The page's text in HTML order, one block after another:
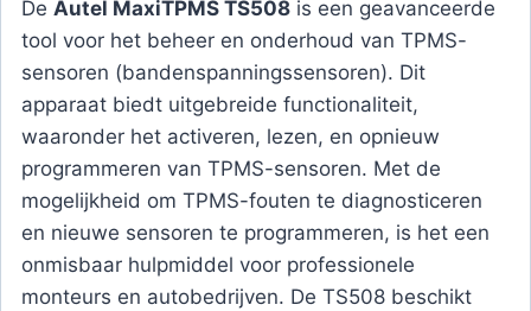
De Autel MaxiTPMS TS508 is een geavanceerde
tool voor het beheer en onderhoud van TPMS-
sensoren (bandenspanningssensoren). Dit
apparaat biedt uitgebreide functionaliteit,
waaronder het activeren, lezen, en opnieuw
programmeren van TPMS-sensoren. Met de
mogelijkheid om TPMS-fouten te diagnosticeren
en nieuwe sensoren te programmeren, is het een
onmisbaar hulpmiddel voor professionele
monteurs en autobedrijven. De TS508 beschikt